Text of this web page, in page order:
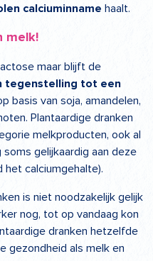
calciuminname haalt.
melk!
maar blijft de
tegenstelling tot een
basis van soja, amandelen,
Plantaardige dranken
melkproducten, ook al
gelijkaardig aan deze
calciumgehalte).
is niet noodzakelijk gelijk
nog, tot op vandaag kon
dranken hetzelfde
gezondheid als melk en